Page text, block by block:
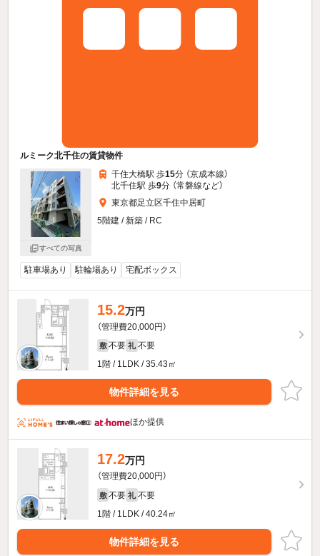
ルミーク北千住の賃貸物件
すべての写真
千住大橋駅 歩15分 （京成本線）
北千住駅 歩9分 （常磐線など）
東京都足立区千住中居町
5階建 / 新築 / RC
駐車場あり 駐輪場あり 宅配ボックス
15.2万円
（管理費20,000円）
敷 不要 礼 不要
1階 / 1LDK / 35.43㎡
物件詳細を見る
ほか提供
17.2万円
（管理費20,000円）
敷 不要 礼 不要
1階 / 1LDK / 40.24㎡
物件詳細を見る